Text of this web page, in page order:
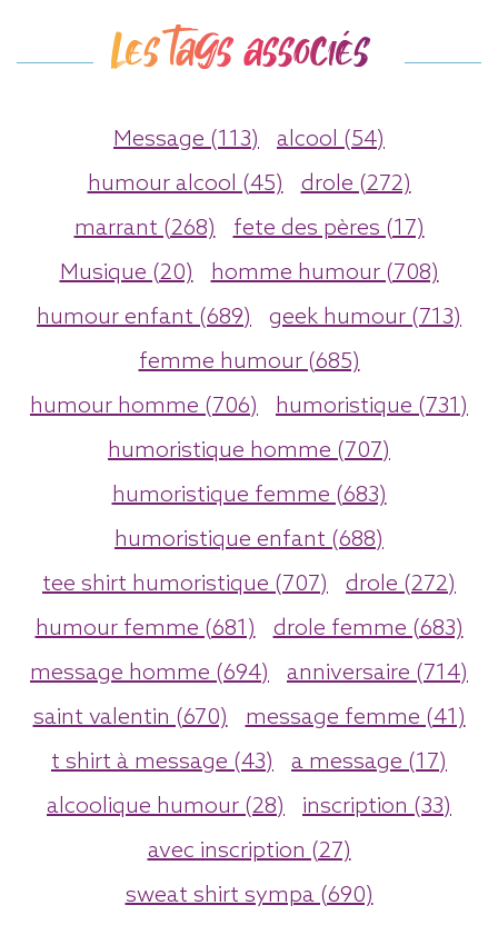
Les tags associés
Message (113)
alcool (54)
humour alcool (45)
drole (272)
marrant (268)
fete des pères (17)
Musique (20)
homme humour (708)
humour enfant (689)
geek humour (713)
femme humour (685)
humour homme (706)
humoristique (731)
humoristique homme (707)
humoristique femme (683)
humoristique enfant (688)
tee shirt humoristique (707)
drole (272)
humour femme (681)
drole femme (683)
message homme (694)
anniversaire (714)
saint valentin (670)
message femme (41)
t shirt à message (43)
a message (17)
alcoolique humour (28)
inscription (33)
avec inscription (27)
sweat shirt sympa (690)